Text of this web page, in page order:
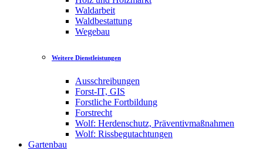
Waldarbeit
Waldbestattung
Wegebau
Weitere Dienstleistungen
Ausschreibungen
Forst-IT, GIS
Forstliche Fortbildung
Forstrecht
Wolf: Herdenschutz, Präventivmaßnahmen
Wolf: Rissbegutachtungen
Gartenbau